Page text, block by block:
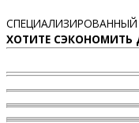
СПЕЦИАЛИЗИРОВАННЫЙ
ХОТИТЕ СЭКОНОМИТЬ